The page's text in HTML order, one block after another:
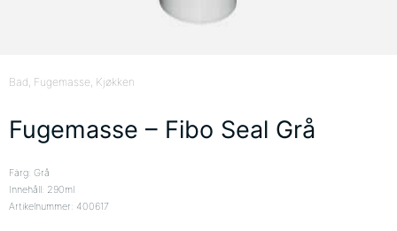
Bad , Fugemasse , Kjøkken
Fugemasse – Fibo Seal Grå
Färg: Grå
Innehåll: 290ml
Artikelnummer: 400617